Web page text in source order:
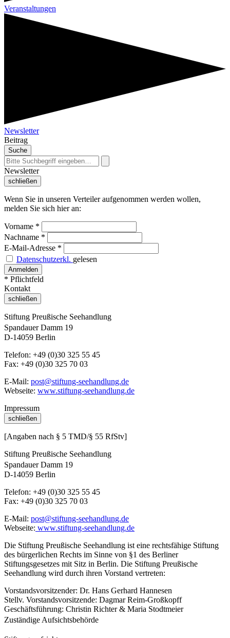
Veranstaltungen
Newsletter
Beitrag
Suche
Newsletter
schließen
Wenn Sie in unseren Verteiler aufgenommen werden wollen,
melden Sie sich hier an:
Vorname *
Nachname *
E-Mail-Adresse *
Datenschutzerkl. gelesen
* Pflichtfeld
Kontakt
schließen
Stiftung Preußische Seehandlung
Spandauer Damm 19
D-14059 Berlin
Telefon: +49 (0)30 325 55 45
Fax: +49 (0)30 325 70 03
E-Mail: post@stiftung-seehandlung.de
Webseite: www.stiftung-seehandlung.de
Impressum
schließen
[Angaben nach § 5 TMD/§ 55 RfStv]
Stiftung Preußische Seehandlung
Spandauer Damm 19
D-14059 Berlin
Telefon: +49 (0)30 325 55 45
Fax: +49 (0)30 325 70 03
E-Mail: post@stiftung-seehandlung.de
Webseite: www.stiftung-seehandlung.de
Die Stiftung Preußische Seehandlung ist eine rechtsfähige Stiftung
des bürgerlichen Rechts im Sinne von §1 des Berliner
Stiftungsgesetzes mit Sitz in Berlin. Die Stiftung Preußische
Seehandlung wird durch ihren Vorstand vertreten:
Vorstandsvorsitzender: Dr. Hans Gerhard Hannesen
Stellv. Vorstandsvorsitzende: Dagmar Reim-Großkopff
Geschäftsführung: Christin Richter & Maria Stodtmeier
Zuständige Aufsichtsbehörde